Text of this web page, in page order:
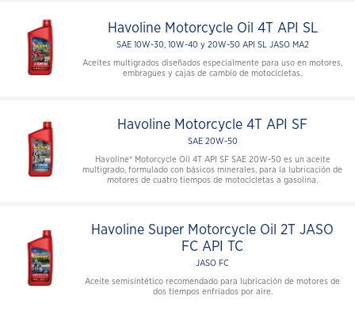
Havoline Motorcycle Oil 4T API SL
SAE 10W-30, 10W-40 y 20W-50 API SL JASO MA2
Aceites multigrados diseñados especialmente para uso en motores,
embragues y cajas de cambio de motocicletas.
Havoline Motorcycle 4T API SF
SAE 20W-50
Havoline® Motorcycle Oil 4T API SF SAE 20W-50 es un aceite
multigrado, formulado con básicos minerales, para la lubricación de
motores de cuatro tiempos de motocicletas a gasolina.
Havoline Super Motorcycle Oil 2T JASO
FC API TC
JASO FC
Aceite semisintético recomendado para lubricación de motores de
dos tiempos enfriados por aire.